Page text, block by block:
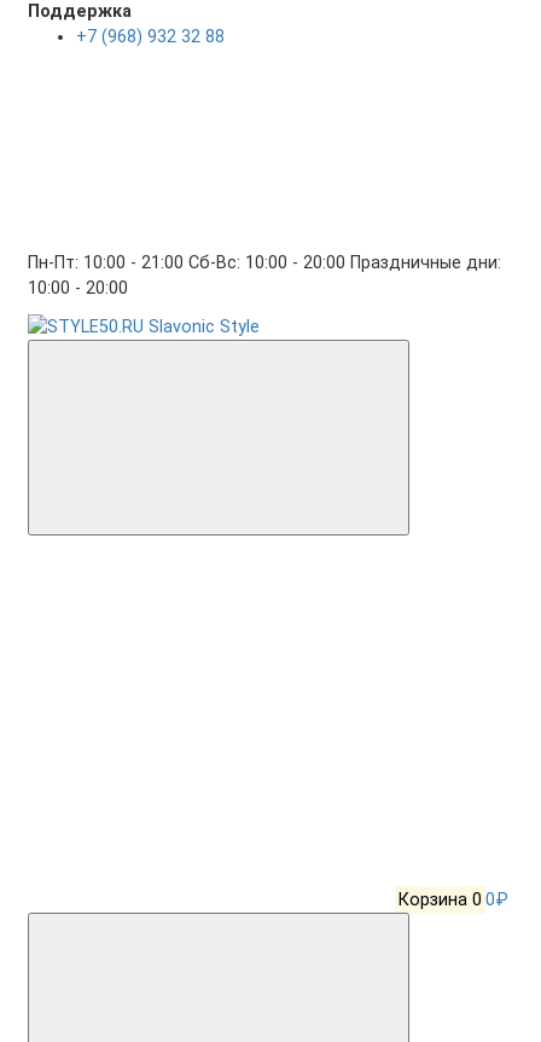
Поддержка
+7 (968) 932 32 88
Пн-Пт: 10:00 - 21:00 Сб-Вс: 10:00 - 20:00 Праздничные дни:
10:00 - 20:00
Корзина 0 0₽